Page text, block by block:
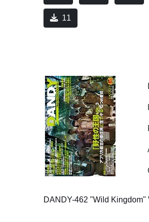
11
DANDY-462 "Wild Kingdom"